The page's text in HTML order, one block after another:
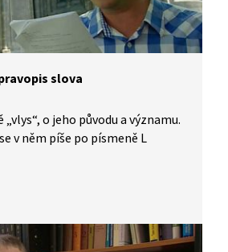
slova
„vlys“, o jeho původu a významu.
v něm píše po písmeně L